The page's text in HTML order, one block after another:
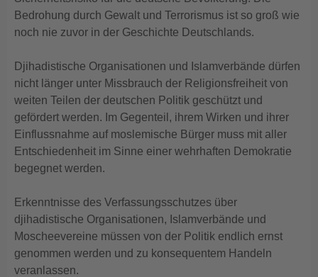
Bedrohung durch Gewalt und Terrorismus ist so groß wie
noch nie zuvor in der Geschichte Deutschlands.
Djihadistische Organisationen und Islamverbände dürfen
nicht länger unter Missbrauch der Religionsfreiheit von
weiten Teilen der deutschen Politik geschützt und
gefördert werden. Im Gegenteil, ihrem Wirken und ihrer
Einflussnahme auf moslemische Bürger muss mit aller
Entschiedenheit im Sinne einer wehrhaften Demokratie
begegnet werden.
Erkenntnisse des Verfassungsschutzes über
djihadistische Organisationen, Islamverbände und
Moscheevereine müssen von der Politik endlich ernst
genommen werden und zu konsequentem Handeln
veranlassen.